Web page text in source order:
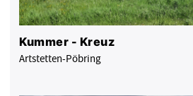
Kummer - Kreuz
Artstetten-Pöbring